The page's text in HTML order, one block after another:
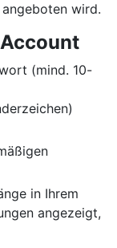
angeboten wird.
(mind. 10-
in Ihrem
angezeigt,